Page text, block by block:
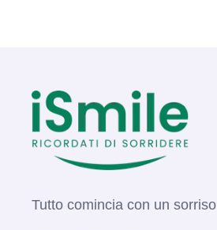
Tutto comincia con un sorriso